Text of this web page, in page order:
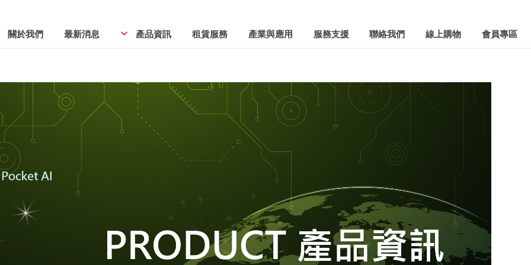
關於我們 最新消息 產品資訊 租賃服務 產業與應用 服務支援 聯絡我們 線上購物 會員專區